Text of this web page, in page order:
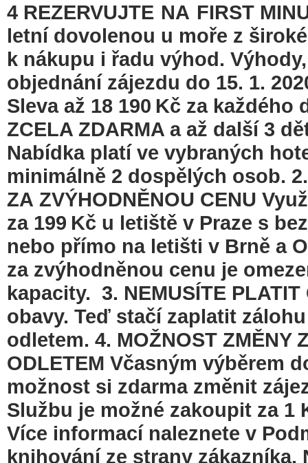
4 REZERVUJTE NA FIRST
letní dovolenou u moře z
k nákupu i řadu výhod.
objednání zájezdu do 15. 1.
Sleva až 18 190 Kč za
ZCELA ZDARMA a až další 3
Nabídka platí ve vybraných
minimálně 2 dospělých osob.
ZA ZVÝHODNĚNOU CENU
za 199 Kč u letiště v Praze s
nebo přímo na letišti v Brně a
za zvýhodněnou cenu je
kapacity. 3. NEMUSÍTE
obavy. Teď stačí zaplatit
odletem. 4. MOŽNOST ZMĚNY
ODLETEM Včasným výběrem
možnost si zdarma změnit
Službu je možné zakoupit za
Více informací naleznete v
knihování ze strany zákazníka.